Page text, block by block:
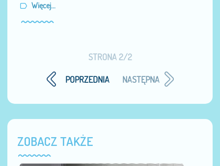
Więcej...
STRONA 2/2
POPRZEDNIA
NASTĘPNA
ZOBACZ TAKŻE